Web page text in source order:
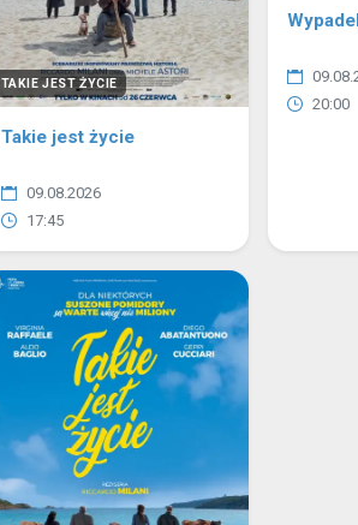
TAKIE JEST ŻYCIE
Takie jest życie
09.08.2026
17:45
20:00